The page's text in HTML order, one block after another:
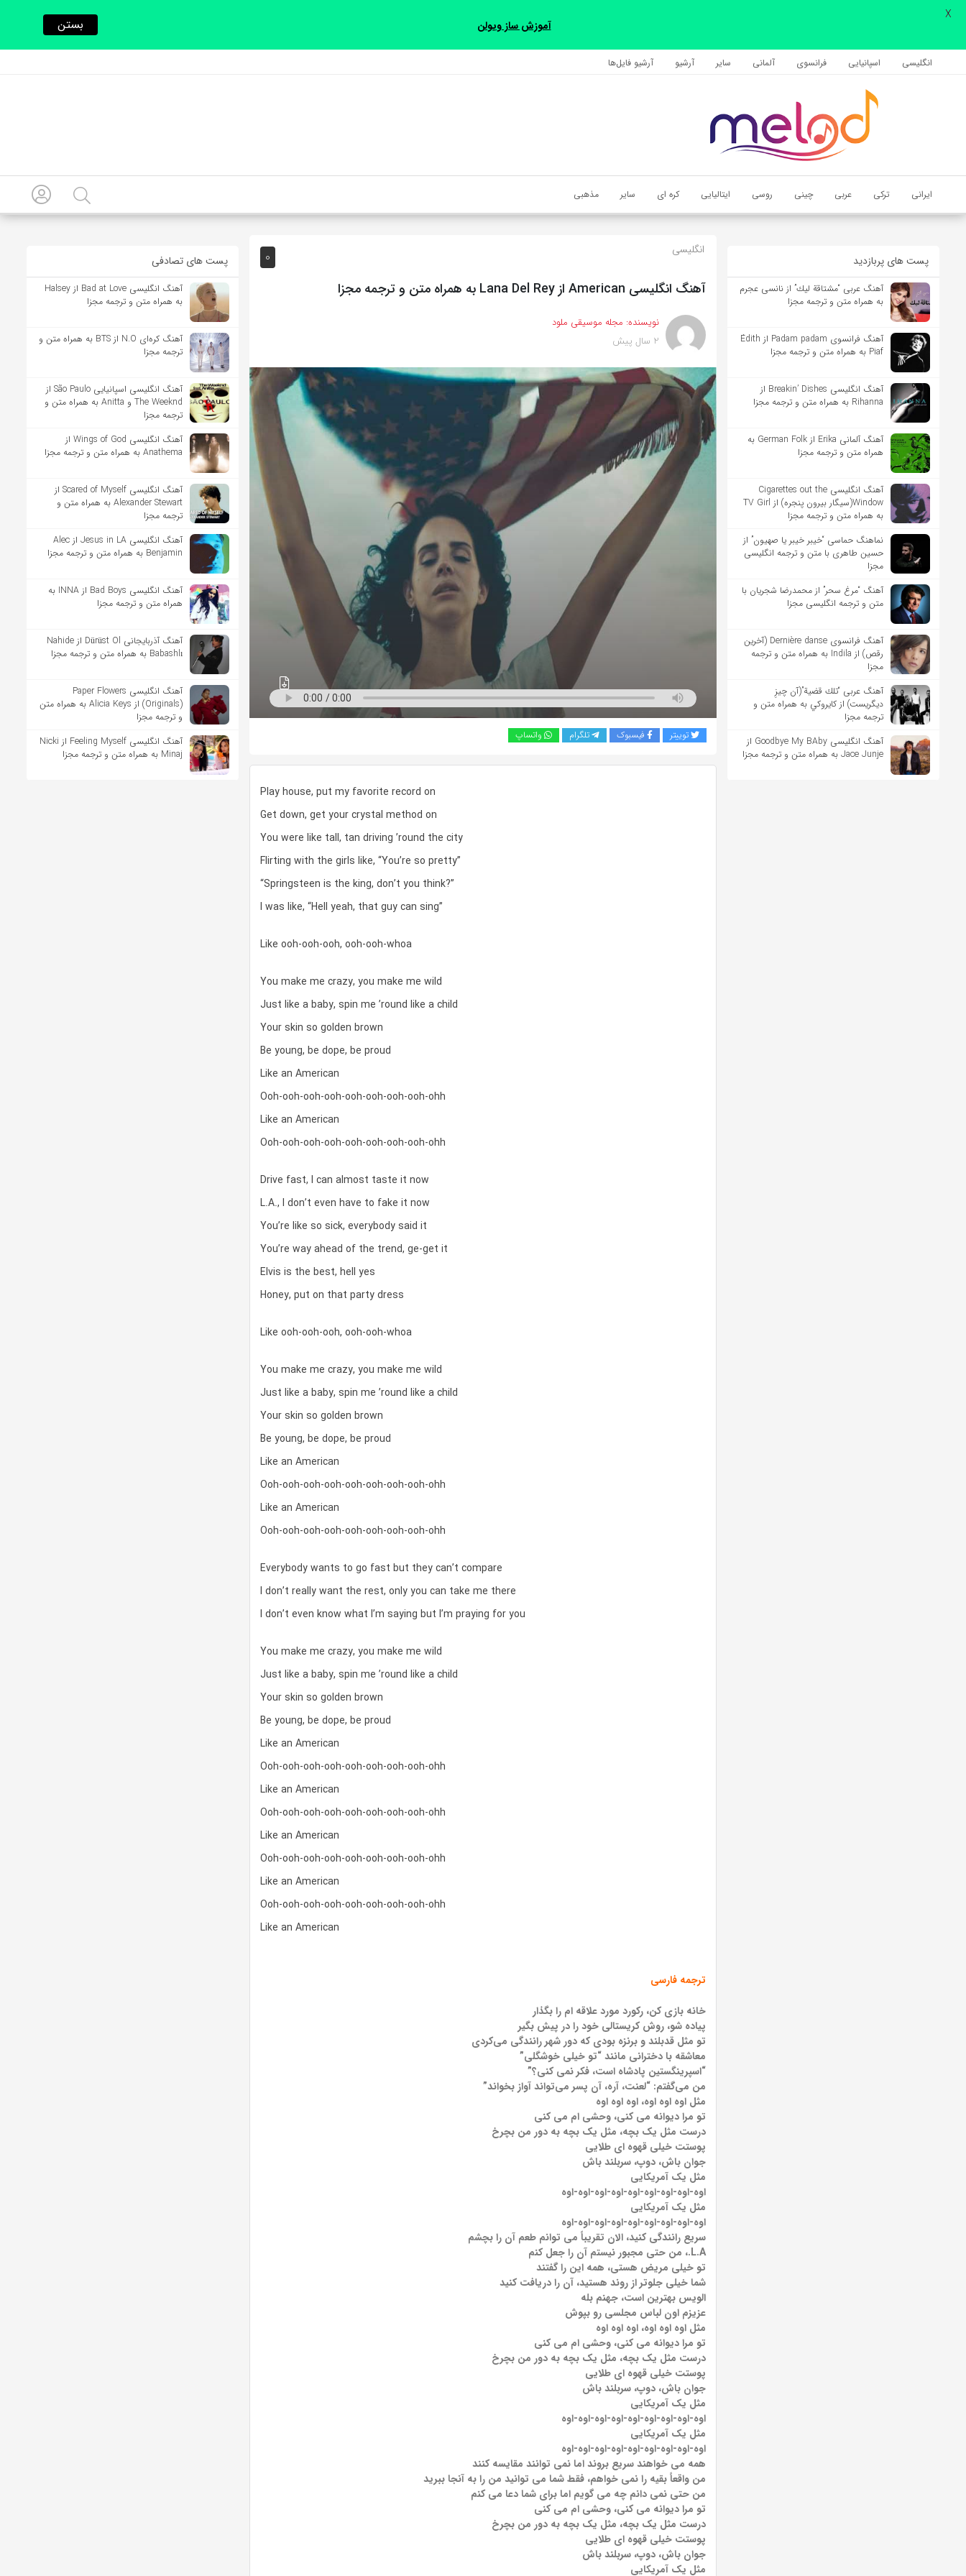
انگلیسی اسپانیایی فرانسوی آلمانی سایر آرشیو آرشیو فایل‌‎ها
ایرانی ترکی عربی چینی روسی ایتالیایی کره ای سایر مذهبی
اشتراک گذاری
با استفاده از روش‌های زیر می‌توانید این صفحه را با دوستان خود به
کپی لینک
پست های پربازدید
آهنگ عربی “مشتاقة لیك” از نانسی عجرم
به همراه متن و ترجمه مجزا
آهنگ فرانسوی Padam padam از Édith
Piaf به همراه متن و ترجمه مجزا
آهنگ انگلیسی Breakin’ Dishes از
Rihanna به همراه متن و ترجمه مجزا
آهنگ آلمانی Erika از German Folk به
همراه متن و ترجمه مجزا
آهنگ انگلیسی Cigarettes out the
Window(سیگار بیرون پنجره) از TV Girl
به همراه متن و ترجمه مجزا
نماهنگ حماسی “خیبر خیبر یا صهیون” از
حسین طاهری با متن و ترجمه انگلیسی
مجزا
آهنگ “مرغ سحر” از محمدرضا شجریان با
متن و ترجمه انگلیسی مجزا
آهنگ فرانسوی Dernière danse (آخرین
رقص) از Indila به همراه متن و ترجمه
مجزا
آهنگ عربی “تلك قضية”(آن چیزِ
دیگریست) از كايروكي به همراه متن و
ترجمه مجزا
آهنگ انگلیسی Goodbye My BAby از
Jace Junje به همراه متن و ترجمه مجزا
0 انگلیسی
آهنگ انگلیسی American از Lana Del Rey به همراه متن و ترجمه مجزا
نویسنده: مجله موسیقی ملود
2 سال پیش
توییتر فیسبوک تلگرام واتساپ
Play house, put my favorite record on
Get down, get your crystal method on
You were like tall, tan driving ’round the city
Flirting with the girls like, “You’re so pretty”
“Springsteen is the king, don’t you think?”
I was like, “Hell yeah, that guy can sing”
Like ooh-ooh-ooh, ooh-ooh-whoa
You make me crazy, you make me wild
Just like a baby, spin me ’round like a child
Your skin so golden brown
Be young, be dope, be proud
Like an American
Ooh-ooh-ooh-ooh-ooh-ooh-ooh-ooh-ohh
Like an American
Ooh-ooh-ooh-ooh-ooh-ooh-ooh-ooh-ohh
Drive fast, I can almost taste it now
L.A., I don’t even have to fake it now
You’re like so sick, everybody said it
You’re way ahead of the trend, ge-get it
Elvis is the best, hell yes
Honey, put on that party dress
Like ooh-ooh-ooh, ooh-ooh-whoa
You make me crazy, you make me wild
Just like a baby, spin me ’round like a child
Your skin so golden brown
Be young, be dope, be proud
Like an American
Ooh-ooh-ooh-ooh-ooh-ooh-ooh-ooh-ohh
Like an American
Ooh-ooh-ooh-ooh-ooh-ooh-ooh-ooh-ohh
Everybody wants to go fast but they can’t compare
I don’t really want the rest, only you can take me there
I don’t even know what I’m saying but I’m praying for you
You make me crazy, you make me wild
Just like a baby, spin me ’round like a child
Your skin so golden brown
Be young, be dope, be proud
Like an American
Ooh-ooh-ooh-ooh-ooh-ooh-ooh-ooh-ohh
Like an American
Ooh-ooh-ooh-ooh-ooh-ooh-ooh-ooh-ohh
Like an American
Ooh-ooh-ooh-ooh-ooh-ooh-ooh-ooh-ohh
Like an American
Ooh-ooh-ooh-ooh-ooh-ooh-ooh-ooh-ohh
Like an American
ترجمه فارسی
خانه بازی کن، رکورد مورد علاقه ام را بگذار
پیاده شو، روش کریستالی خود را در پیش بگیر
تو مثل قدبلند و برنزه بودی که دور شهر رانندگی می‌کردی
معاشقه با دخترانی مانند “تو خیلی خوشگلی”
“اسپرینگستین پادشاه است، فکر نمی کنی؟”
من می‌گفتم: “لعنت، آره، آن پسر می‌تواند آواز بخواند”
مثل اوه اوه اوه، اوه اوه اوه
تو مرا دیوانه می کنی، وحشی ام می کنی
درست مثل یک بچه، مثل یک بچه به دور من بچرخ
پوستت خیلی قهوه ای طلایی
جوان باش، دوپ، سربلند باش
مثل یک آمریکایی
اوه-اوه-اوه-اوه-اوه-اوه-اوه-اوه-اوه
مثل یک آمریکایی
اوه-اوه-اوه-اوه-اوه-اوه-اوه-اوه-اوه
سریع رانندگی کنید، الان تقریباً می توانم طعم آن را بچشم
L.A.، من حتی مجبور نیستم آن را جعل کنم
تو خیلی مریض هستی، همه این را گفتند
شما خیلی جلوتر از روند هستید، آن را دریافت کنید
الویس بهترین است، جهنم بله
عزیزم اون لباس مجلسی رو بپوش
مثل اوه اوه اوه، اوه اوه اوه
تو مرا دیوانه می کنی، وحشی ام می کنی
درست مثل یک بچه، مثل یک بچه به دور من بچرخ
پوستت خیلی قهوه ای طلایی
جوان باش، دوپ، سربلند باش
مثل یک آمریکایی
اوه-اوه-اوه-اوه-اوه-اوه-اوه-اوه-اوه
مثل یک آمریکایی
اوه-اوه-اوه-اوه-اوه-اوه-اوه-اوه-اوه
همه می خواهند سریع بروند اما نمی توانند مقایسه کنند
من واقعاً بقیه را نمی خواهم، فقط شما می توانید من را به آنجا ببرید
من حتی نمی دانم چه می گویم اما برای شما دعا می کنم
تو مرا دیوانه می کنی، وحشی ام می کنی
درست مثل یک بچه، مثل یک بچه به دور من بچرخ
پوستت خیلی قهوه ای طلایی
جوان باش، دوپ، سربلند باش
مثل یک آمریکایی
پست های تصادفی
آهنگ انگلیسی Bad at Love از Halsey
به همراه متن و ترجمه مجزا
آهنگ کره‌ای N.O از BTS به همراه متن و
ترجمه مجزا
آهنگ انگلیسی اسپانیایی São Paulo از
The Weeknd و Anitta به همراه متن و
ترجمه مجزا
آهنگ انگلیسی Wings of God از
Anathema به همراه متن و ترجمه مجزا
آهنگ انگلیسی Scared of Myself از
Alexander Stewart به همراه متن و
ترجمه مجزا
آهنگ انگلیسی Jesus in LA از Alec
Benjamin به همراه متن و ترجمه مجزا
آهنگ انگلیسی Bad Boys از INNA به
همراه متن و ترجمه مجزا
آهنگ آذربایجانی Dürüst Ol از Nahide
Babashlı به همراه متن و ترجمه مجزا
آهنگ انگلیسی Paper Flowers
(Originals) از Alicia Keys به همراه متن
و ترجمه مجزا
آهنگ انگلیسی Feeling Myself از Nicki
Minaj به همراه متن و ترجمه مجزا
آموزش ساز ویولن بستن
X